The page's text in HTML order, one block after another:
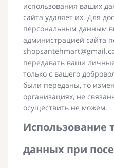
использования ваших
сайта удаляет их. Для
персональным данным
администрацией сайта
передавать ваши
только с вашего
были переданы, то
организациях, не
осуществить не можем.
Использование
данных при